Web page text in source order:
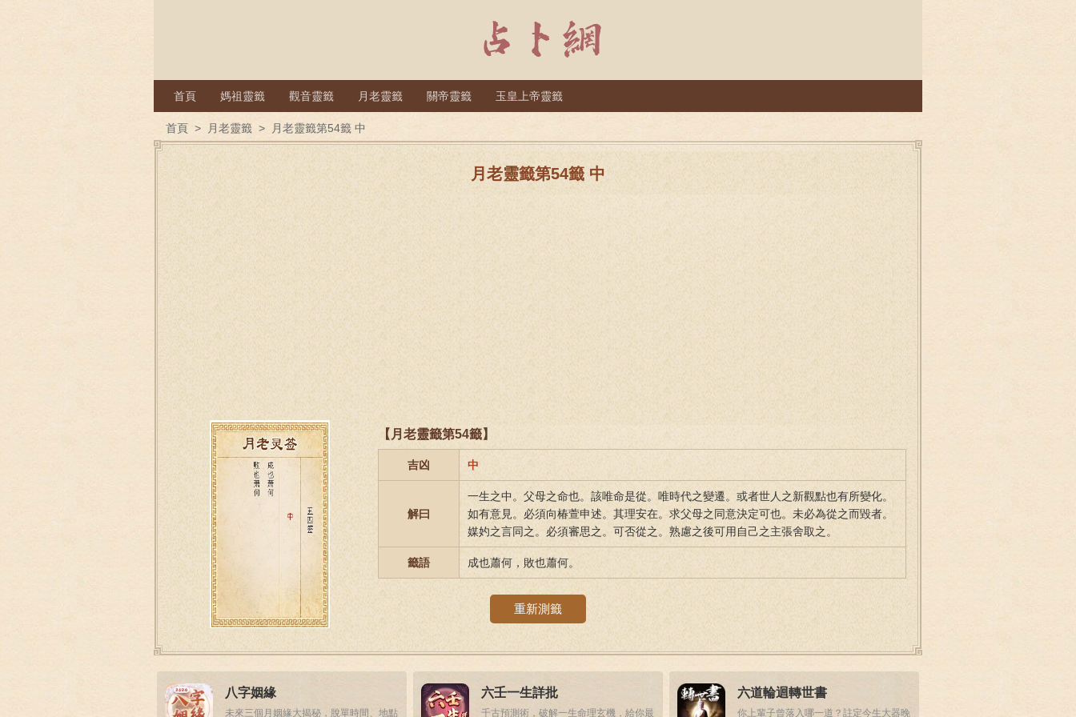
首頁 媽祖靈籤 觀音靈籤 月老靈籤 關帝靈籤 玉皇上帝靈籤
首頁 > 月老靈籤 > 月老靈籤第54籤 中
月老靈籤第54籤 中
【月老靈籤第54籤】
吉凶 中
解曰
一生之中。父母之命也。該唯命是從。唯時代之變遷。或者世人之新觀點也有所變化。
如有意見。必須向椿萱申述。其理安在。求父母之同意決定可也。未必為從之而毀者。
媒妁之言同之。必須審思之。可否從之。熟慮之後可用自己之主張舍取之。
籤語 成也蕭何，敗也蕭何。
重新測籤
八字姻緣
未來三個月姻緣大揭秘，脫單時間、地點
六壬一生詳批
千古預測術，破解一生命理玄機，給你最
六道輪迴轉世書
你上輩子曾落入哪一道？註定今生大器晚